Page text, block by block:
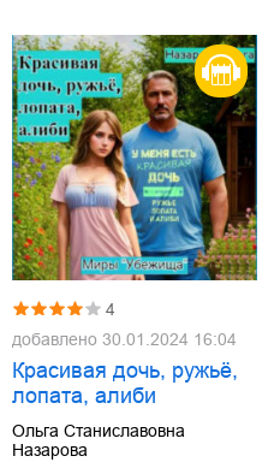
4
добавлено 30.01.2024 16:04
Красивая дочь, ружьё,
лопата, алиби
Ольга Станиславовна
Назарова